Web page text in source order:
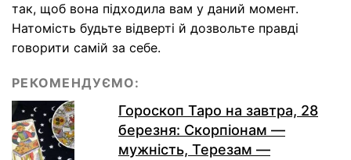
так, щоб вона підходила вам у даний момент.
Натомість будьте відверті й дозвольте правді
говорити самій за себе.
РЕКОМЕНДУЄМО:
Гороскоп Таро на завтра, 28
березня: Скорпіонам —
мужність, Терезам —